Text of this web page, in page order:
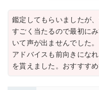
鑑定してもらいましたが、
すごく当たるので最初に
いて声が出ませんでした。
アドバイスも前向きにな
を貰えました。おすすす